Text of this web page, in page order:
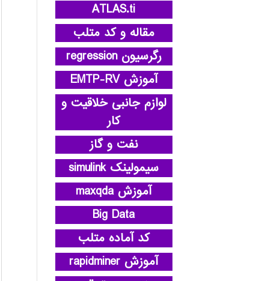
ATLAS.ti
مقاله و کد متلب
رگرسیون regression
آموزش EMTP-RV
لوازم جانبی خلاقیت و
کار
نفت و گاز
سیمولینک simulink
آموزش maxqda
Big Data
کد آماده متلب
آموزش rapidminer